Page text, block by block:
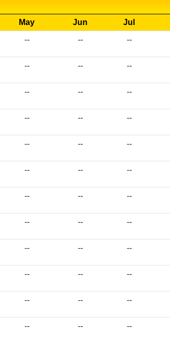
May Jun Jul
-- -- --
-- -- --
-- -- --
-- -- --
-- -- --
-- -- --
-- -- --
-- -- --
-- -- --
-- -- --
-- -- --
-- -- --